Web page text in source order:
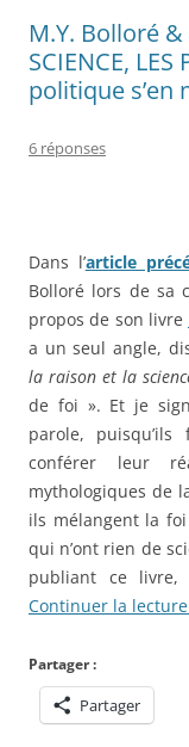
M.Y. Bolloré
SCIENCE,
politique s’en
6 réponses
Dans l’article
Bolloré lors de sa
propos de son livre
a un seul angle,
la raison et la
de foi ». Et je
parole,
conférer leur
mythologiques de
ils mélangent la
qui n’ont rien de
publiant ce
Continuer la lecture
Partager :
Partager